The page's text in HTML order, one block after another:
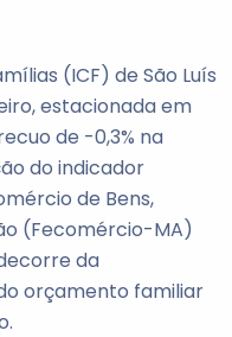
(ICF) de São Luís
estacionada em
de -0,3% na
do indicador
de Bens,
(Fecomércio-MA)
da
orçamento familiar